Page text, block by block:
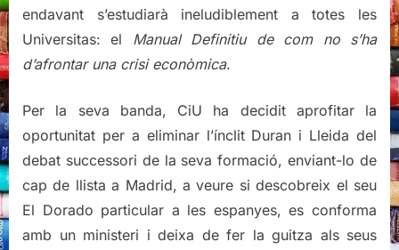
endavant s’estudiarà ineludiblement a totes les
Universitas: el Manual Definitiu de com no s’ha
d’afrontar una crisi econòmica.
Per la seva banda, CiU ha decidit aprofitar la
oportunitat per a eliminar l’ínclit Duran i Lleida del
debat successori de la seva formació, enviant-lo de
cap de llista a Madrid, a veure si descobreix el seu
El Dorado particular a les espanyes, es conforma
amb un ministeri i deixa de fer la guitza als seus